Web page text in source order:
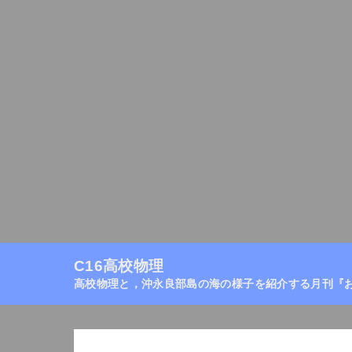
C16高校物理
高校物理と，沖永良部島の海の様子を紹介する月刊『